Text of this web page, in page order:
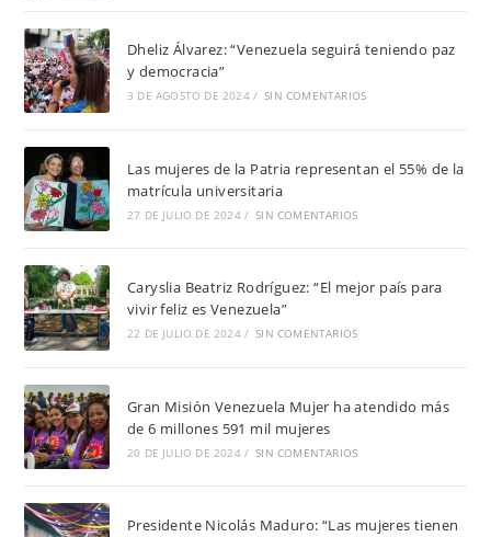
Dheliz Álvarez: “Venezuela seguirá teniendo paz
y democracia”
3 DE AGOSTO DE 2024 / SIN COMENTARIOS
Las mujeres de la Patria representan el 55% de la
matrícula universitaria
27 DE JULIO DE 2024 / SIN COMENTARIOS
Caryslia Beatriz Rodríguez: “El mejor país para
vivir feliz es Venezuela”
22 DE JULIO DE 2024 / SIN COMENTARIOS
Gran Misión Venezuela Mujer ha atendido más
de 6 millones 591 mil mujeres
20 DE JULIO DE 2024 / SIN COMENTARIOS
Presidente Nicolás Maduro: “Las mujeres tienen